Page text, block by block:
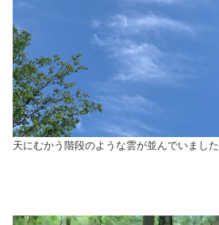
天にむかう階段のような雲が並んでいました